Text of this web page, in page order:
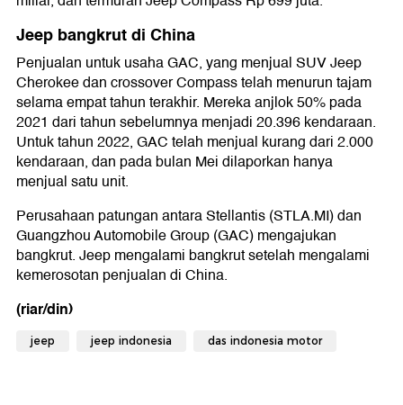
Jeep bangkrut di China
Penjualan untuk usaha GAC, yang menjual SUV Jeep
Cherokee dan crossover Compass telah menurun tajam
selama empat tahun terakhir. Mereka anjlok 50% pada
2021 dari tahun sebelumnya menjadi 20.396 kendaraan.
Untuk tahun 2022, GAC telah menjual kurang dari 2.000
kendaraan, dan pada bulan Mei dilaporkan hanya
menjual satu unit.
Perusahaan patungan antara Stellantis (STLA.MI) dan
Guangzhou Automobile Group (GAC) mengajukan
bangkrut. Jeep mengalami bangkrut setelah mengalami
kemerosotan penjualan di China.
(riar/din)
jeep jeep indonesia das indonesia motor